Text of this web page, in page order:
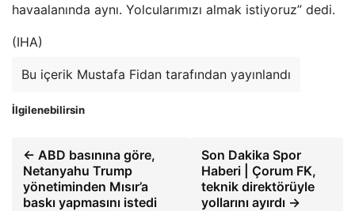
havaalanında aynı. Yolcularımızı almak istiyoruz” dedi.
(IHA)
Bu içerik Mustafa Fidan tarafından yayınlandı
İlgilenebilirsin
← ABD basınına göre,
Netanyahu Trump
yönetiminden Mısır’a
baskı yapmasını istedi
Son Dakika Spor
Haberi | Çorum FK,
teknik direktörüyle
yollarını ayırdı →